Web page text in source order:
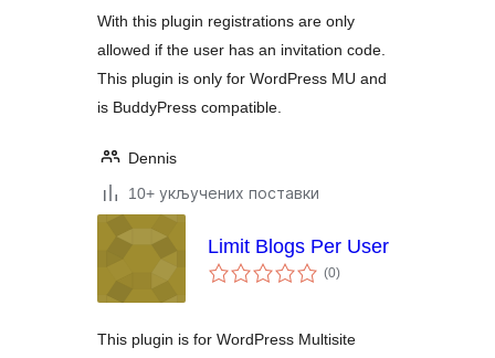
With this plugin registrations are only
allowed if the user has an invitation code.
This plugin is only for WordPress MU and
is BuddyPress compatible.
Dennis
10+ укључених поставки
Limit Blogs Per User
(0укупних
оцена
)
This plugin is for WordPress Multisite